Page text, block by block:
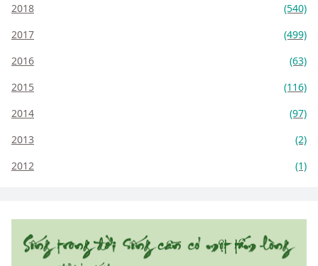
2018
(540)
2017
(499)
2016
(63)
2015
(116)
2014
(97)
2013
(2)
2012
(1)